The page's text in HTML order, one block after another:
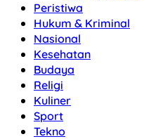
Peristiwa
Hukum & Kriminal
Nasional
Kesehatan
Budaya
Religi
Kuliner
Sport
Tekno